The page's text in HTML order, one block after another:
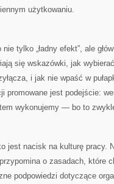
użytkowaniu.
tylko „ładny efekt”, ale
się wskazówki, jak
i jak nie wpaść w
promowane jest podejście:
wykonujemy — bo to
jest nacisk na kulturę pracy.
o zasadach, które
podpowiedzi dotyczące